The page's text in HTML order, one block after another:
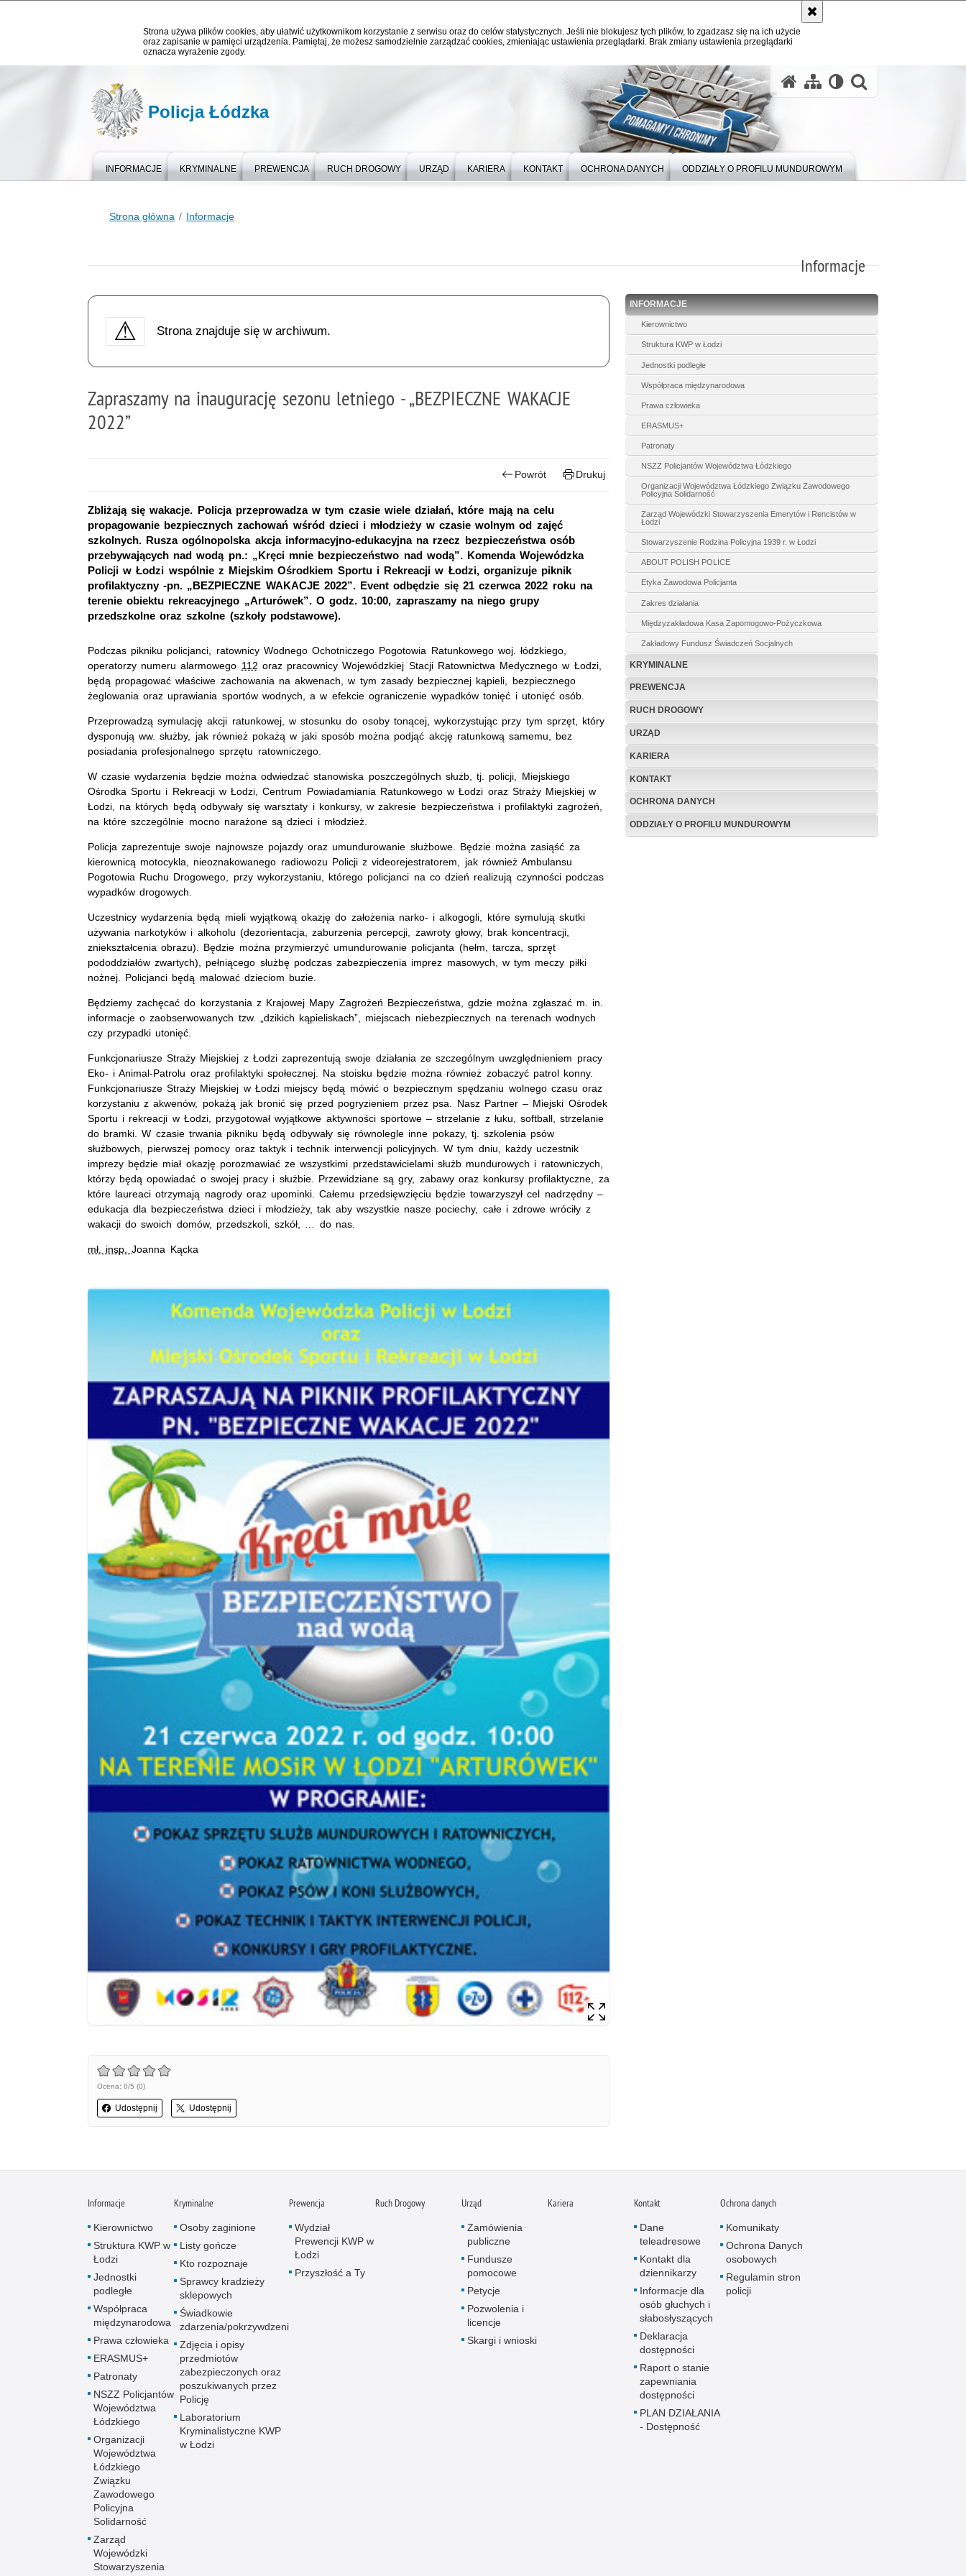
Strona używa plików cookies, aby ułatwić użytkownikom korzystanie z serwisu oraz do celów statystycznych. Jeśli nie blokujesz tych plików, to zgadzasz się na ich użycie
oraz zapisanie w pamięci urządzenia. Pamiętaj, że możesz samodzielnie zarządzać cookies, zmieniając ustawienia przeglądarki. Brak zmiany ustawienia przeglądarki
oznacza wyrażenie zgody.
Policja Łódzka
INFORMACJE KRYMINALNE PREWENCJA RUCH DROGOWY URZĄD KARIERA KONTAKT OCHRONA DANYCH ODDZIAŁY O PROFILU MUNDUROWYM
Strona główna Informacje
Informacje
Strona znajduje się w archiwum.
Zapraszamy na inaugurację sezonu letniego - „BEZPIECZNE WAKACJE
2022”
Powrót Drukuj
Zbliżają się wakacje. Policja przeprowadza w tym czasie wiele działań, które mają na celu
propagowanie bezpiecznych zachowań wśród dzieci i młodzieży w czasie wolnym od zajęć
szkolnych. Rusza ogólnopolska akcja informacyjno-edukacyjna na rzecz bezpieczeństwa osób
przebywających nad wodą pn.: „Kręci mnie bezpieczeństwo nad wodą”. Komenda Wojewódzka
Policji w Łodzi wspólnie z Miejskim Ośrodkiem Sportu i Rekreacji w Łodzi, organizuje piknik
profilaktyczny -pn. „BEZPIECZNE WAKACJE 2022”. Event odbędzie się 21 czerwca 2022 roku na
terenie obiektu rekreacyjnego „Arturówek”. O godz. 10:00, zapraszamy na niego grupy
przedszkolne oraz szkolne (szkoły podstawowe).
Podczas pikniku policjanci, ratownicy Wodnego Ochotniczego Pogotowia Ratunkowego woj. łódzkiego,
operatorzy numeru alarmowego 112 oraz pracownicy Wojewódzkiej Stacji Ratownictwa Medycznego w Łodzi,
będą propagować właściwe zachowania na akwenach, w tym zasady bezpiecznej kąpieli, bezpiecznego
żeglowania oraz uprawiania sportów wodnych, a w efekcie ograniczenie wypadków tonięć i utonięć osób.
Przeprowadzą symulację akcji ratunkowej, w stosunku do osoby tonącej, wykorzystując przy tym sprzęt, który
dysponują ww. służby, jak również pokażą w jaki sposób można podjąć akcję ratunkową samemu, bez
posiadania profesjonalnego sprzętu ratowniczego.
W czasie wydarzenia będzie można odwiedzać stanowiska poszczególnych służb, tj. policji, Miejskiego
Ośrodka Sportu i Rekreacji w Łodzi, Centrum Powiadamiania Ratunkowego w Łodzi oraz Straży Miejskiej w
Łodzi, na których będą odbywały się warsztaty i konkursy, w zakresie bezpieczeństwa i profilaktyki zagrożeń,
na które szczególnie mocno narażone są dzieci i młodzież.
Policja zaprezentuje swoje najnowsze pojazdy oraz umundurowanie służbowe. Będzie można zasiąść za
kierownicą motocykla, nieoznakowanego radiowozu Policji z videorejestratorem, jak również Ambulansu
Pogotowia Ruchu Drogowego, przy wykorzystaniu, którego policjanci na co dzień realizują czynności podczas
wypadków drogowych.
Uczestnicy wydarzenia będą mieli wyjątkową okazję do założenia narko- i alkogogli, które symulują skutki
używania narkotyków i alkoholu (dezorientacja, zaburzenia percepcji, zawroty głowy, brak koncentracji,
zniekształcenia obrazu). Będzie można przymierzyć umundurowanie policjanta (hełm, tarcza, sprzęt
pododdziałów zwartych), pełniącego służbę podczas zabezpieczenia imprez masowych, w tym meczy piłki
nożnej. Policjanci będą malować dzieciom buzie.
Będziemy zachęcać do korzystania z Krajowej Mapy Zagrożeń Bezpieczeństwa, gdzie można zgłaszać m. in.
informacje o zaobserwowanych tzw. „dzikich kąpieliskach”, miejscach niebezpiecznych na terenach wodnych
czy przypadki utonięć.
Funkcjonariusze Straży Miejskiej z Łodzi zaprezentują swoje działania ze szczególnym uwzględnieniem pracy
Eko- i Animal-Patrolu oraz profilaktyki społecznej. Na stoisku będzie można również zobaczyć patrol konny.
Funkcjonariusze Straży Miejskiej w Łodzi miejscy będą mówić o bezpiecznym spędzaniu wolnego czasu oraz
korzystaniu z akwenów, pokażą jak bronić się przed pogryzieniem przez psa. Nasz Partner – Miejski Ośrodek
Sportu i rekreacji w Łodzi, przygotował wyjątkowe aktywności sportowe – strzelanie z łuku, softball, strzelanie
do bramki. W czasie trwania pikniku będą odbywały się równolegle inne pokazy, tj. szkolenia psów
służbowych, pierwszej pomocy oraz taktyk i technik interwencji policyjnych. W tym dniu, każdy uczestnik
imprezy będzie miał okazję porozmawiać ze wszystkimi przedstawicielami służb mundurowych i ratowniczych,
którzy będą opowiadać o swojej pracy i służbie. Przewidziane są gry, zabawy oraz konkursy profilaktyczne, za
które laureaci otrzymają nagrody oraz upominki. Całemu przedsięwzięciu będzie towarzyszył cel nadrzędny –
edukacja dla bezpieczeństwa dzieci i młodzieży, tak aby wszystkie nasze pociechy, całe i zdrowe wróciły z
wakacji do swoich domów, przedszkoli, szkół, … do nas.
mł. insp.Joanna Kącka
Ocena: 0/5 (0)
Udostępnij Udostępnij
INFORMACJE
Kierownictwo
Struktura KWP w Łodzi
Jednostki podległe
Współpraca międzynarodowa
Prawa człowieka
ERASMUS+
Patronaty
NSZZ Policjantów Województwa Łódzkiego
Organizacji Województwa Łódzkiego Związku Zawodowego
Policyjna Solidarność
Zarząd Wojewódzki Stowarzyszenia Emerytów i Rencistów w
Łodzi
Stowarzyszenie Rodzina Policyjna 1939 r. w Łodzi
ABOUT POLISH POLICE
Etyka Zawodowa Policjanta
Zakres działania
Międzyzakładowa Kasa Zapomogowo-Pożyczkowa
Zakładowy Fundusz Świadczeń Socjalnych
KRYMINALNE
PREWENCJA
RUCH DROGOWY
URZĄD
KARIERA
KONTAKT
OCHRONA DANYCH
ODDZIAŁY O PROFILU MUNDUROWYM
Informacje
Kierownictwo
Struktura KWP w
Łodzi
Jednostki
podległe
Współpraca
międzynarodowa
Prawa człowieka
ERASMUS+
Patronaty
NSZZ Policjantów
Województwa
Łódzkiego
Organizacji
Województwa
Łódzkiego
Związku
Zawodowego
Policyjna
Solidarność
Zarząd
Wojewódzki
Stowarzyszenia
Kryminalne
Osoby zaginione
Listy gończe
Kto rozpoznaje
Sprawcy kradzieży
sklepowych
Świadkowie
zdarzenia/pokrzywdzeni
Zdjęcia i opisy
przedmiotów
zabezpieczonych oraz
poszukiwanych przez
Policję
Laboratorium
Kryminalistyczne KWP
w Łodzi
Prewencja
Wydział
Prewencji KWP w
Łodzi
Przyszłość a Ty
Ruch Drogowy Urząd
Zamówienia
publiczne
Fundusze
pomocowe
Petycje
Pozwolenia i
licencje
Skargi i wnioski
Kariera Kontakt
Dane
teleadresowe
Kontakt dla
dziennikarzy
Informacje dla
osób głuchych i
słabosłyszących
Deklaracja
dostępności
Raport o stanie
zapewniania
dostępności
PLAN DZIAŁANIA
- Dostępność
Ochrona danych
Komunikaty
Ochrona Danych
osobowych
Regulamin stron
policji